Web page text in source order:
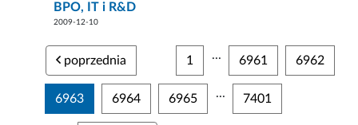
BPO, IT i R&D
2009-12-10
poprzednia 1 ... 6961 6962
6963 6964 6965 ... 7401